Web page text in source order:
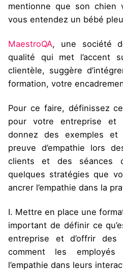
mentionne que son chien
vous entendez un bébé
MaestroQA, une société
qualité qui met l’accent
clientèle, suggère
formation, votre
Pour ce faire, définissez
pour votre entreprise et
donnez des exemples et
preuve d’empathie lors
clients et des séances
quelques stratégies que
ancrer l’empathie dans la
I. Mettre en place une
important de définir ce
entreprise et d’offrir des
comment les
l’empathie dans leurs